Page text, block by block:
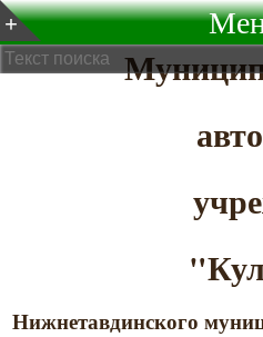
Нижнетавдинского